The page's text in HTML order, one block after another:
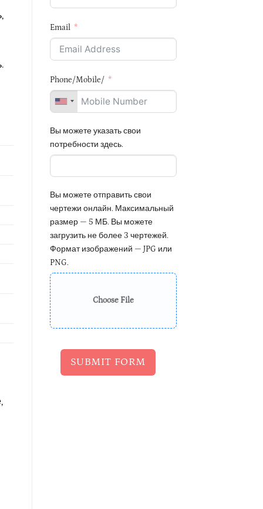
Email
Phone/Mobile/
Вы можете указать свои
потребности здесь.
Вы можете отправить свои
чертежи онлайн. Максимальный
размер — 5 МБ. Вы можете
загрузить не более 3 чертежей.
Формат изображений — JPG или
PNG.
Choose File
SUBMIT FORM